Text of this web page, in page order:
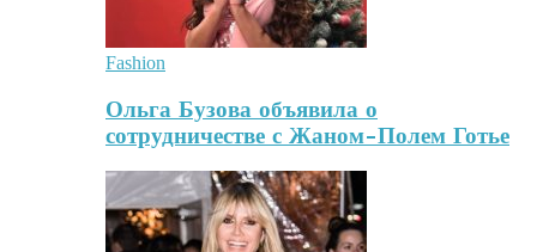
Fashion
Ольга Бузова объявила о
сотрудничестве с Жаном-Полем Готье